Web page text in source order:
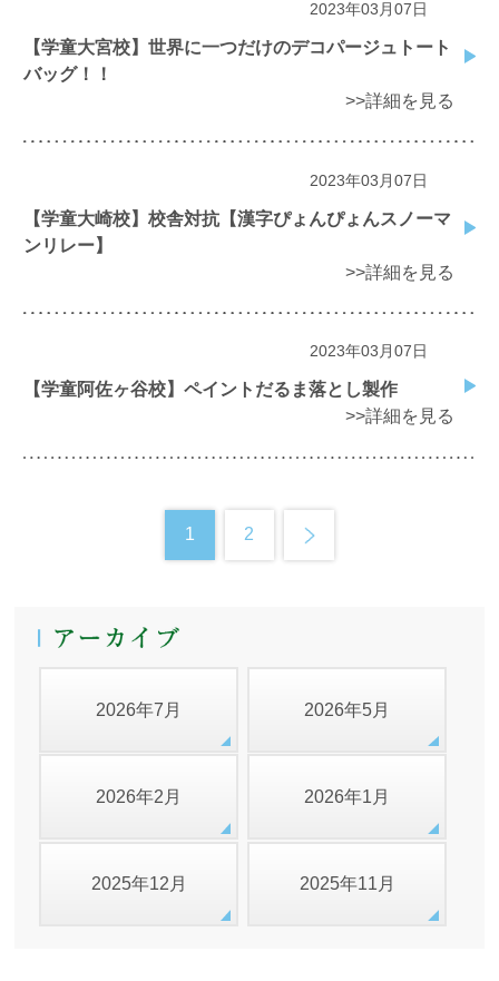
2023年03月07日
【学童大宮校】世界に一つだけのデコパージュトート
バッグ！！
>>詳細を見る
2023年03月07日
【学童大崎校】校舎対抗【漢字ぴょんぴょんスノーマ
ンリレー】
>>詳細を見る
2023年03月07日
【学童阿佐ヶ谷校】ペイントだるま落とし製作
>>詳細を見る
1 2
2026年7月 2026年5月
2026年2月 2026年1月
2025年12月 2025年11月